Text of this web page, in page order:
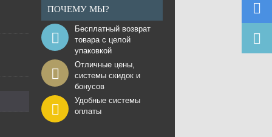
ПОЧЕМУ МЫ?
Бесплатный возврат
товара с целой
упаковкой
Отличные цены,
системы скидок и
бонусов
Удобные системы
оплаты